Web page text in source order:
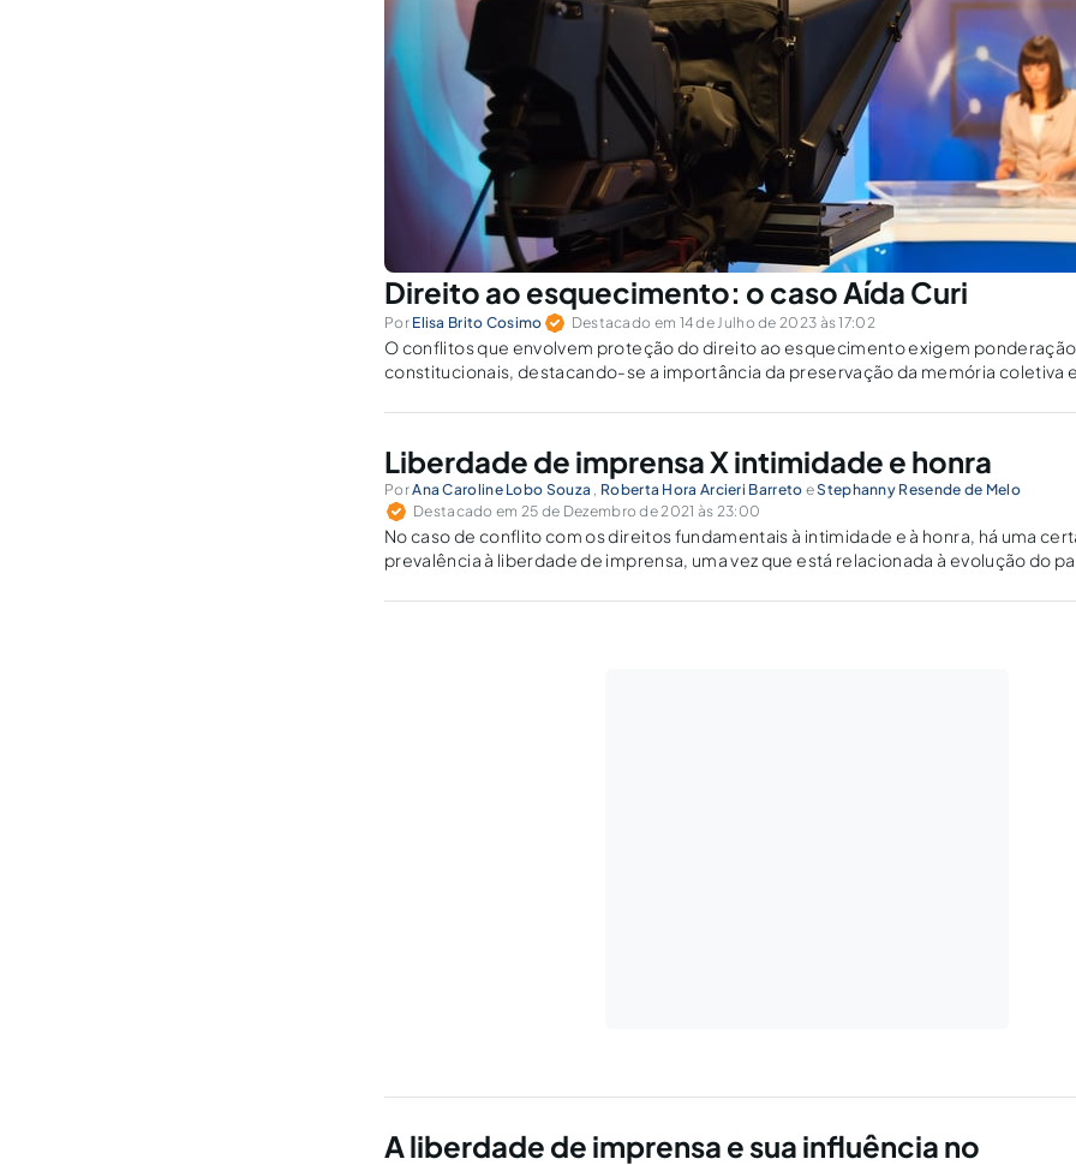
Direito ao esquecimento: o caso Aída Curi
Por Elisa Brito Cosimo Destacado em 14 de Julho de 2023 às 17:02
O conflitos que envolvem proteção do direito ao esquecimento exigem
constitucionais, destacando-se a importância da preservação da memória coletiva
Liberdade de imprensa X intimidade e honra
PorAna Caroline Lobo Souza , Roberta Hora Arcieri Barreto eStephanny Resende de Melo
Destacado em 25 de Dezembro de 2021 às 23:00
No caso de conflito com os direitos fundamentais à intimidade e à honra, há uma
prevalência à liberdade de imprensa, uma vez que está relacionada à evolução do
A liberdade de imprensa e sua influência no